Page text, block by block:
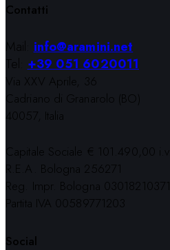
Contatti
Mail:info@aramini.net
Tel:+39 051 6020011
Via XXV Aprile, 36
Cadriano di Granarolo (BO)
40057, Italia
Capitale Sociale € 101.490,00 i.v.
R.E.A. Bologna 256271
Reg. Impr. Bologna 03018210371
Partita IVA 00589771203
Social